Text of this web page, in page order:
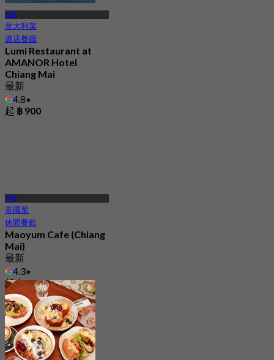
清邁
意大利菜
酒店餐廳
Lumi Restaurant at
AMANOR Hotel
Chiang Mai
最新
4.8
起 ฿ 900
清邁
泰國菜
休閒餐飲
Maoyum Cafe (Chiang
Mai)
最新
4.3
起฿ 212.5